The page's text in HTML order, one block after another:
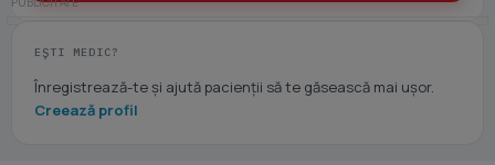
EȘTI MEDIC?
Înregistrează-te și ajută pacienții să te găsească mai ușor.
Creează profil